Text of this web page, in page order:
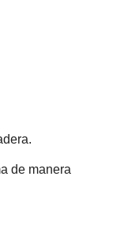
de manera